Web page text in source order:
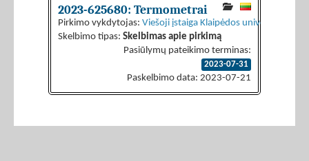
2023-625680: Termometrai
Pirkimo vykdytojas: Viešoji įstaiga Klaipėdos universiteto
Skelbimo tipas: Skelbimas apie pirkimą
Pasiūlymų pateikimo terminas:
2023-07-31
Paskelbimo data: 2023-07-21